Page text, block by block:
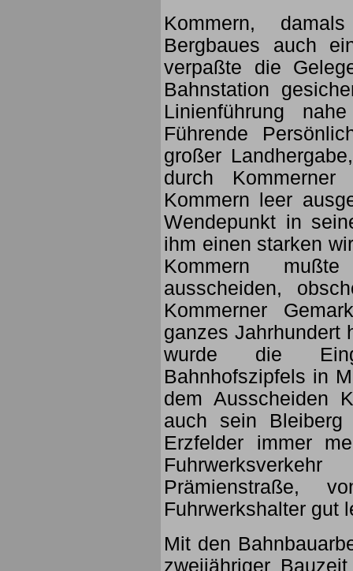
Kommern,
Bergbaues auch
verpaßte die
Bahnstation
Linienführung
Führende
großer
durch
Kommern leer
Wendepunkt in
ihm einen starken
Kommern
ausscheiden,
Kommerner
ganzes Jahrhundert
wurde die
Bahnhofszipfels in
dem Ausscheiden
auch sein
Erzfelder immer
Prämienstraße,
Fuhrwerkshalter gut
Mit den
zweijähriger